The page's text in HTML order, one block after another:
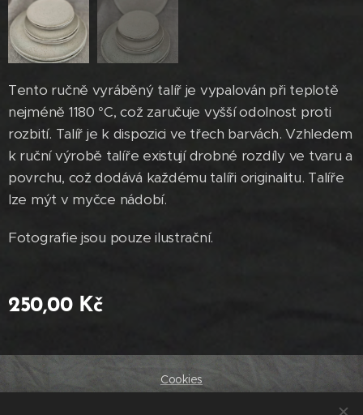
Tento ručně vyráběný talíř je vypalován při teplotě
nejméně 1180 °C, což zaručuje vyšší odolnost proti
rozbití. Talíř je k dispozici ve třech barvách. Vzhledem
k ruční výrobě talíře existují drobné rozdíly ve tvaru a
povrchu, což dodává každému talíři originalitu. Talíře
lze mýt v myčce nádobí.
Fotografie jsou pouze ilustrační.
250,00Kč
Cookies